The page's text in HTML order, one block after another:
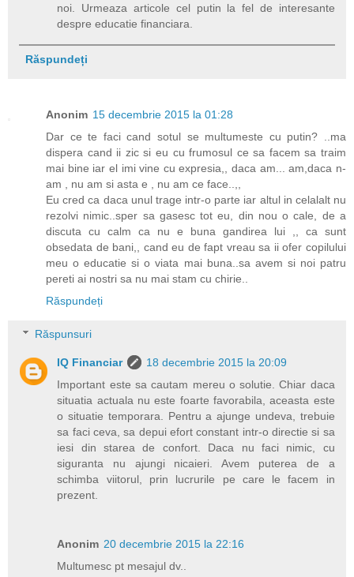
noi. Urmeaza articole cel putin la fel de interesante
despre educatie financiara.
Răspundeți
Anonim 15 decembrie 2015 la 01:28
Dar ce te faci cand sotul se multumeste cu putin? ..ma
dispera cand ii zic si eu cu frumosul ce sa facem sa traim
mai bine iar el imi vine cu expresia,, daca am... am,daca n-
am , nu am si asta e , nu am ce face..,,
Eu cred ca daca unul trage intr-o parte iar altul in celalalt nu
rezolvi nimic..sper sa gasesc tot eu, din nou o cale, de a
discuta cu calm ca nu e buna gandirea lui ,, ca sunt
obsedata de bani,, cand eu de fapt vreau sa ii ofer copilului
meu o educatie si o viata mai buna..sa avem si noi patru
pereti ai nostri sa nu mai stam cu chirie..
Răspundeți
Răspunsuri
IQ Financiar
18 decembrie 2015 la 20:09
Important este sa cautam mereu o solutie. Chiar daca
situatia actuala nu este foarte favorabila, aceasta este
o situatie temporara. Pentru a ajunge undeva, trebuie
sa faci ceva, sa depui efort constant intr-o directie si sa
iesi din starea de confort. Daca nu faci nimic, cu
siguranta nu ajungi nicaieri. Avem puterea de a
schimba viitorul, prin lucrurile pe care le facem in
prezent.
Anonim 20 decembrie 2015 la 22:16
Multumesc pt mesajul dv..